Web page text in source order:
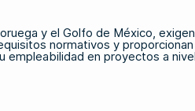
y el Golfo de México,
normativos y
en proyectos a